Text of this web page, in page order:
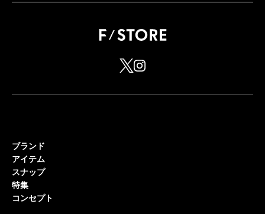
ブランド
アイテム
スナップ
特集
コンセプト